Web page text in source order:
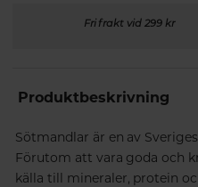
Fri frakt vid 299 kr
Produktbeskrivning
Sötmandlar är en av
Förutom att vara goda och
källa till mineraler, protein